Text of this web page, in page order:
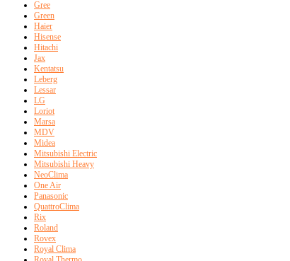
Gree
Green
Haier
Hisense
Hitachi
Jax
Kentatsu
Leberg
Lessar
LG
Loriot
Marsa
MDV
Midea
Mitsubishi Electric
Mitsubishi Heavy
NeoClima
One Air
Panasonic
QuattroClima
Rix
Roland
Rovex
Royal Clima